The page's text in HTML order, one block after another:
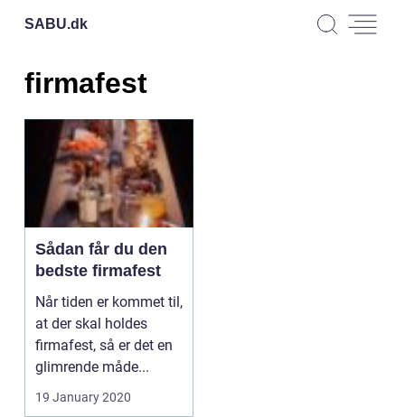
SABU.dk
firmafest
Sådan får du den
bedste firmafest
Når tiden er kommet til,
at der skal holdes
firmafest, så er det en
glimrende måde...
19 January 2020